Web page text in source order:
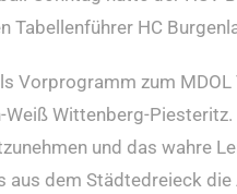
Tabellenführer HC
Vorprogramm zum
Weiß Wittenberg-
und das wahre
aus dem Städtedreieck